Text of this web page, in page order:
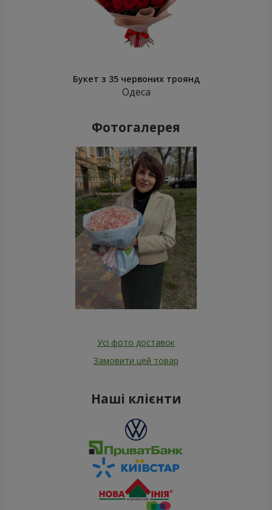
Букет з 35 червоних троянд
Одеса
Фотогалерея
Усі фото доставок
Замовити цей товар
Наші клієнти